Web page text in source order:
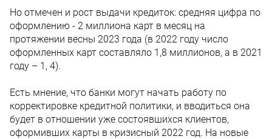
Но отмечен и рост выдачи кредиток: средняя цифра по
оформлению - 2 миллиона карт в месяц на
протяжении весны 2023 года (в 2022 году число
оформленных карт составляло 1,8 миллионов, а в 2021
году – 1, 4).
Есть мнение, что банки могут начать работу по
корректировке кредитной политики, и вводиться она
будет в отношении уже состоявшихся клиентов,
оформивших карты в кризисный 2022 год. На новые